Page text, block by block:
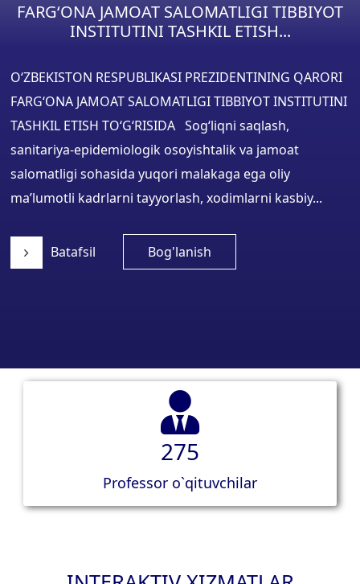
FARG‘ONA JAMOAT SALOMATLIGI TIBBIYOT
INSTITUTINI TASHKIL ETISH...
O‘ZBEKISTON RESPUBLIKASI PREZIDENTINING QARORI
FARG‘ONA JAMOAT SALOMATLIGI TIBBIYOT INSTITUTINI
TASHKIL ETISH TO‘G‘RISIDA Sog‘liqni saqlash,
sanitariya-epidemiologik osoyishtalik va jamoat
salomatligi sohasida yuqori malakaga ega oliy
ma’lumotli kadrlarni tayyorlash, xodimlarni kasbiy...
Batafsil Bog'lanish
275
Professor o`qituvchilar